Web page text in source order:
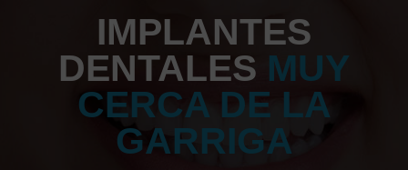
IMPLANTES
DENTALES MUY
CERCA DE LA
GARRIGA